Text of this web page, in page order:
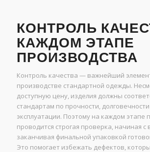
КОНТРОЛЬ
КАЖДОМ ЭТАПЕ
ПРОИЗВОДСТВА
Контроль качества — важнейший
производстве стандартной одежды.
доступную цену, изделия должны
стандартам по прочности,
эксплуатации. Поэтому на каждом этапе
проводится строгая проверка, начиная
заканчивая финальной упаковкой
Это помогает избежать дефектов,